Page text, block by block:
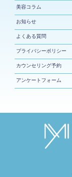
美容コラム
お知らせ
よくある質問
プライバシーポリシー
カウンセリング予約
アンケートフォーム